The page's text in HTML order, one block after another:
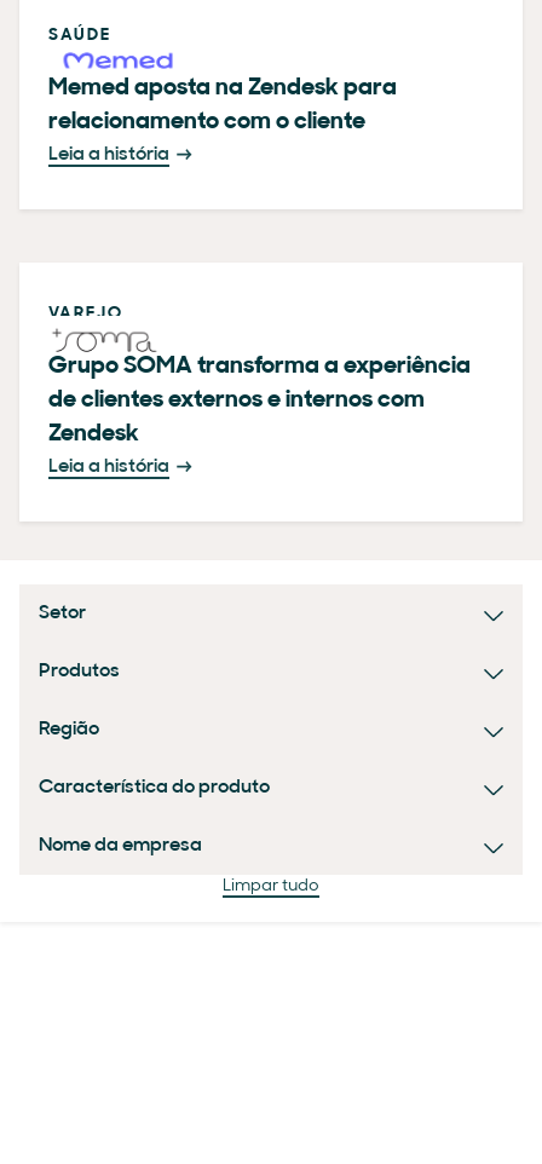
SAÚDE
Memed aposta na Zendesk para
relacionamento com o cliente
Leia a história
VAREJO
Grupo SOMA transforma a experiência
de clientes externos e internos com
Zendesk
Leia a história
Setor
Produtos
Região
Característica do produto
Nome da empresa
Limpar tudo